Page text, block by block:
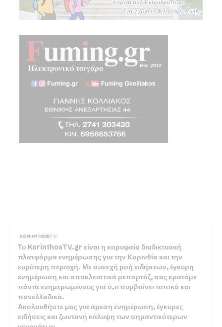
Το KorinthosTV.gr είναι η κορυφαία διαδικτυακή
πλατφόρμα ενημέρωσης για την Κορινθία και την
ευρύτερη περιοχή. Με συνεχή ροή ειδήσεων, έγκυρη
ενημέρωση και αποκλειστικά ρεπορτάζ, σας κρατάμε
πάντα ενημερωμένους για ό,τι συμβαίνει τοπικά και
πανελλαδικά.
Ακολουθήστε μας για άμεση ενημέρωση, έγκυρες
ειδήσεις και ζωντανή κάλυψη των σημαντικότερων